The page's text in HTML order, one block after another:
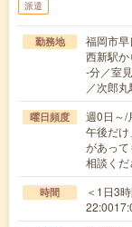
派遣
勤務地
福岡市早
西新駅
-分／室
／次郎
曜日頻度
週0日～/
午後だ
があっ
相談くだ
時間
＜1日3